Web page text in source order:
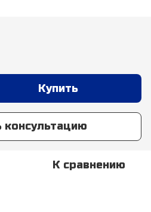
Купить
консультацию
К сравнению